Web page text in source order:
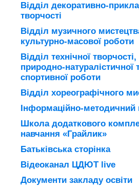
Відділ декоративно-
творчості
Відділ музичного
культурно-масової роботи
Відділ технічної творчості,
природно-натуралістичної
спортивної роботи
Відділ хореографічного
Інформаційно-методичний
Школа додаткового
навчання «Грайлик»
Батьківська сторінка
Відеоканал ЦДЮТ live
Документи закладу освіти